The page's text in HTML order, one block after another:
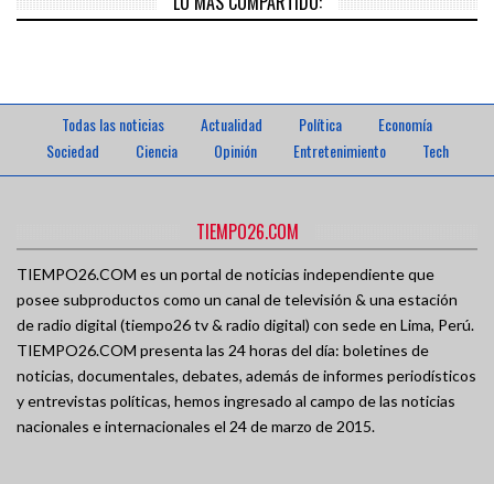
Todas las noticias Actualidad Política
Economía
Sociedad
Ciencia Opinión Entretenimiento Tech
TIEMPO26.COM
TIEMPO26.COM es un portal de noticias independiente que
posee subproductos como un canal de televisión & una estación
de radio digital (tiempo26 tv & radio digital) con sede en Lima, Perú.
TIEMPO26.COM presenta las 24 horas del día: boletines de
noticias, documentales, debates, además de informes periodísticos
y entrevistas políticas, hemos ingresado al campo de las noticias
nacionales e internacionales el 24 de marzo de 2015.